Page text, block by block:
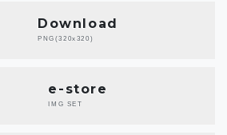
Download
PNG(320x320)
e-store
IMG SET